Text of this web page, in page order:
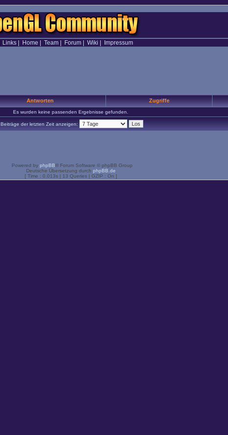
Links| Home Team| Forum| Wiki Impressum
Antworten Zugriffe
Es wurden keine passenden Ergebnisse gefunden.
Beiträge der letzten Zeit anzeigen:
Powered by phpBB® Forum Software © phpBB Group
Deutsche Übersetzung durch phpBB.de
[ Time : 0.013s | 13 Queries | GZIP : On ]